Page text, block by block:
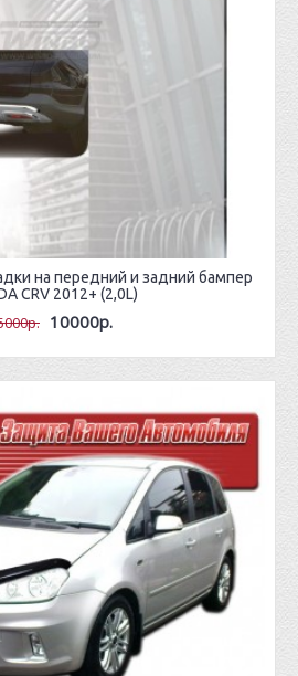
на передний и задний бампер
CRV 2012+ (2,0L)
10000р.